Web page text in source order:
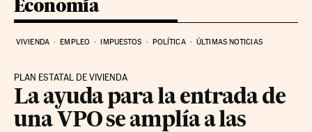
Economía
VIVIENDA EMPLEO IMPUESTOS POLÍTICA ÚLTIMAS NOTICIAS
PLAN ESTATAL DE VIVIENDA
La ayuda para la entrada de
una VPO se amplía a las